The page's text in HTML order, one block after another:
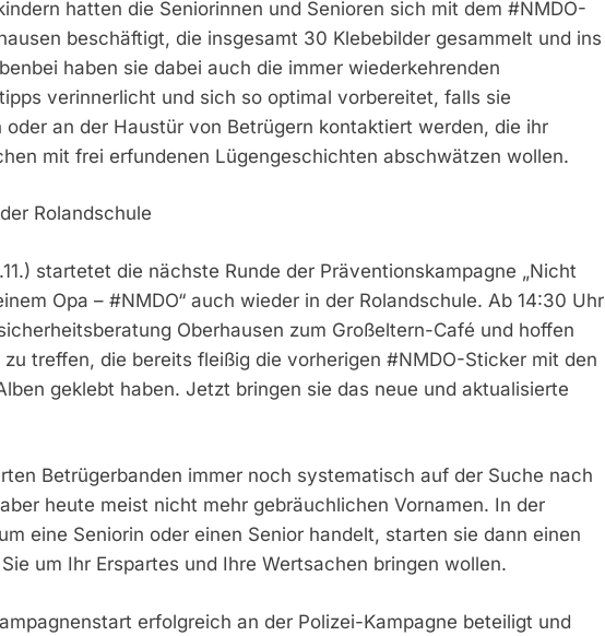
hatten die Seniorinnen und Senioren sich mit dem #NMDO-
beschäftigt, die insgesamt 30 Klebebilder gesammelt und ins
haben sie dabei auch die immer wiederkehrenden
verinnerlicht und sich so optimal vorbereitet, falls sie
an der Haustür von Betrügern kontaktiert werden, die ihr
mit frei erfundenen Lügengeschichten abschwätzen wollen.
Rolandschule
startetet die nächste Runde der Präventionskampagne „Nicht
Opa – #NMDO“ auch wieder in der Rolandschule. Ab 14:30 Uhr
Oberhausen zum Großeltern-Café und hoffen
treffen, die bereits fleißig die vorherigen #NMDO-Sticker mit den
geklebt haben. Jetzt bringen sie das neue und aktualisierte
Betrügerbanden immer noch systematisch auf der Suche nach
heute meist nicht mehr gebräuchlichen Vornamen. In der
eine Seniorin oder einen Senior handelt, starten sie dann einen
um Ihr Erspartes und Ihre Wertsachen bringen wollen.
erfolgreich an der Polizei-Kampagne beteiligt und